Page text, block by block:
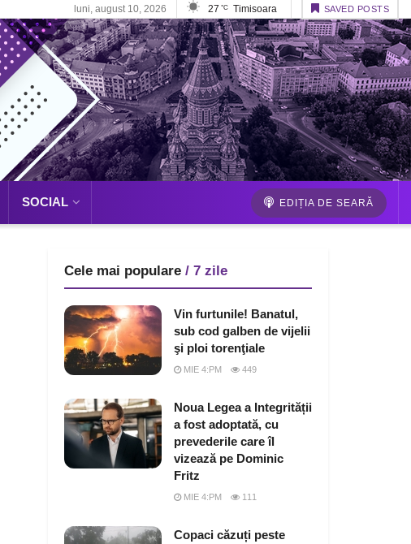
luni, august 10, 2026 27 °C Timisoara SAVED POSTS
SOCIAL EDIȚIA DE SEARĂ
Cele mai populare / 7 zile
Vin furtunile! Banatul,
sub cod galben de vijelii
şi ploi torenţiale
MIE 4:PM 449
Noua Legea a Integrității
a fost adoptată, cu
prevederile care îl
vizează pe Dominic
Fritz
MIE 4:PM 111
Copaci căzuți peste